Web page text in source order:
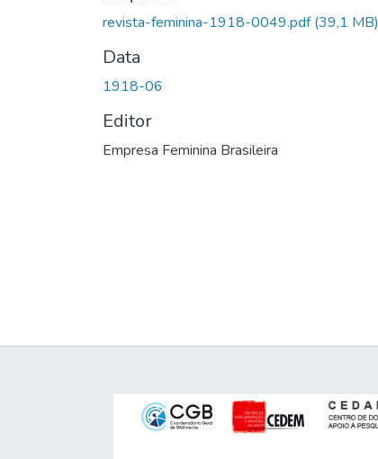
revista-feminina-1918-0049.pdf(39,1 MB)
Data
1918-06
Editor
Empresa Feminina Brasileira